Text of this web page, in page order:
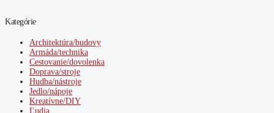
Kategórie
Architektúra/budovy
Armáda/technika
Cestovanie/dovolenka
Doprava/stroje
Hudba/nástroje
Jedlo/nápoje
Kreatívne/DIY
Ľudia